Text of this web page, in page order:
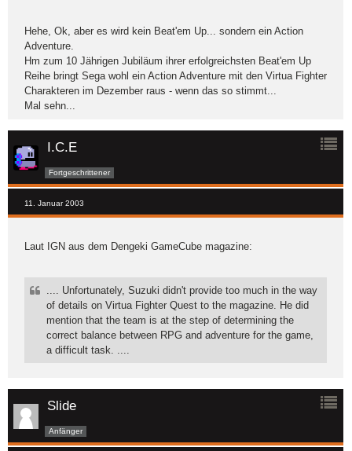
Hehe, Ok, aber es wird kein Beat'em Up... sondern ein Action
Adventure.
Hm zum 10 Jährigen Jubiläum ihrer erfolgreichsten Beat'em Up
Reihe bringt Sega wohl ein Action Adventure mit den Virtua Fighter
Charakteren im Dezember raus - wenn das so stimmt...
Mal sehn...
I.C.E
Fortgeschrittener
11. Januar 2003
Laut IGN aus dem Dengeki GameCube magazine:
.... Unfortunately, Suzuki didn't provide too much in the way
of details on Virtua Fighter Quest to the magazine. He did
mention that the team is at the step of determining the
correct balance between RPG and adventure for the game,
a difficult task. ....
Slide
Anfänger